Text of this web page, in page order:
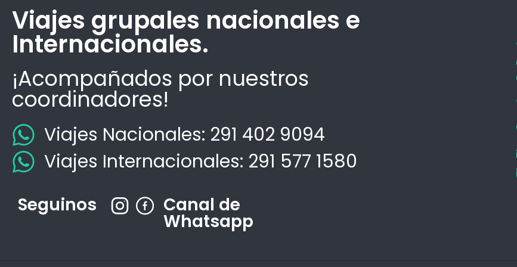
Viajes grupales nacionales e
Internacionales.
¡Acompañados por nuestros
coordinadores!
Viajes Nacionales: 291 402 9094
Viajes Internacionales: 291 577 1580
Seguinos Canal de
Whatsapp